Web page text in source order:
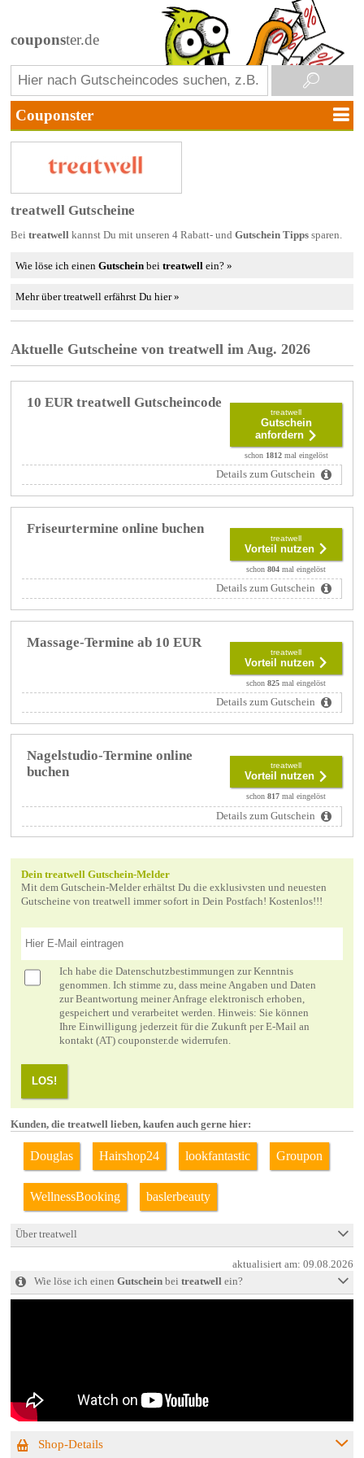
couponster.de
treatwell Gutscheine
Bei treatwellkannst Du mit unseren 4 Rabatt- und Gutschein Tippssparen.
Wie löse ich einenGutschein beitreatwell ein? »
Mehr über treatwell erfährst Du hier »
Aktuelle Gutscheine von treatwell im Aug. 2026
10 EUR treatwell Gutscheincode
treatwell
Gutschein
anfordern
schon 1812mal eingelöst
Details zum Gutschein
Friseurtermine online buchen
treatwell
Vorteil nutzen
schon804 mal eingelöst
Details zum Gutschein
Massage-Termine ab 10 EUR
treatwell
Vorteil nutzen
schon825 mal eingelöst
Details zum Gutschein
Nagelstudio-Termine online
buchen
treatwell
Vorteil nutzen
schon817 mal eingelöst
Details zum Gutschein
Dein treatwell Gutschein-Melder
Mit dem Gutschein-Melder erhältst Du die exklusivsten und neuesten
Gutscheine von treatwell immer sofort in Dein Postfach! Kostenlos!!!
Ich habe die Datenschutzbestimmungen zur Kenntnis
genommen. Ich stimme zu, dass meine Angaben und Daten
zur Beantwortung meiner Anfrage elektronisch erhoben,
gespeichert und verarbeitet werden. Hinweis: Sie können
Ihre Einwilligung jederzeit für die Zukunft per E-Mail an
kontakt (AT) couponster.de widerrufen.
LOS!
Kunden, die treatwell lieben, kaufen auch gerne hier:
Douglas Hairshop24 lookfantastic Groupon
WellnessBooking baslerbeauty
Über treatwell
aktualisiert am:09.08.2026
Wie löse ich einen Gutscheinbei treatwellein?
Shop-Details